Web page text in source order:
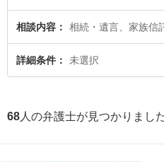
のトラブルを今すぐに弁護士に相談し
豊富な近くの弁護士を検索したい』『
る仙台市青葉区内の弁護士に相談予約
相談内容 相続・遺言、家族信
詳細条件 未選択
68 人の弁護士が見つかりまし